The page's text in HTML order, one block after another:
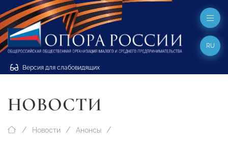
Версия для слабовидящих
RU
НОВОСТИ
Новости Анонсы